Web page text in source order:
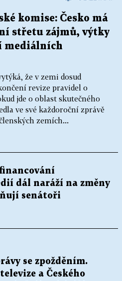
komise: Česko má
střetu zájmů, výtky
mediálních
že v zemi dosud
revize pravidel o
jde o oblast skutečného
ve své každoroční zprávě
zemích...
dál naráží na změny
senátoři
se zpožděním.
a Českého